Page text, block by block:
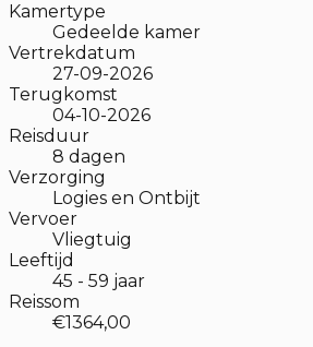
Kamertype
Gedeelde kamer
Vertrekdatum
27-09-2026
Terugkomst
04-10-2026
Reisduur
8 dagen
Verzorging
Logies en Ontbijt
Vervoer
Vliegtuig
Leeftijd
45 - 59 jaar
Reissom
€1364,00